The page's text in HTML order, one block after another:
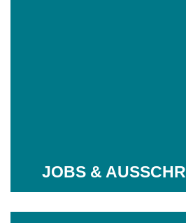
JOBS &